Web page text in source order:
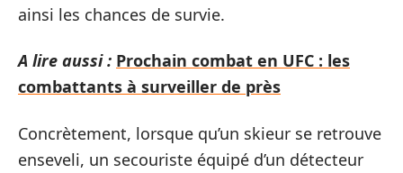
ainsi les chances de survie.
A lire aussi : Prochain combat en UFC : les
combattants à surveiller de près
Concrètement, lorsque qu’un skieur se retrouve
enseveli, un secouriste équipé d’un détecteur